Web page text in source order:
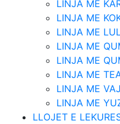
LINJA ME
LINJA ME
LINJA ME
LINJA ME
LINJA ME
LINJA ME
LINJA ME
LINJA ME
LLOJET E